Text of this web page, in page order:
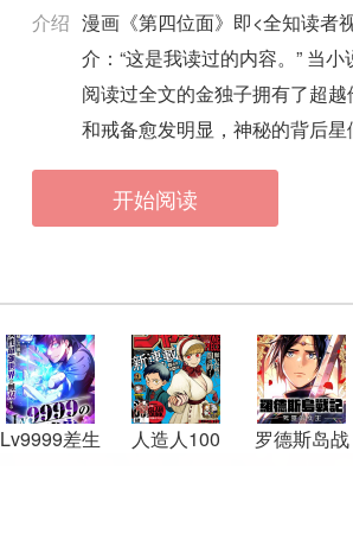
介绍 漫画《第四位面》即<全知读者
介：“这是我读过的内容。” 当
阅读过全文的金独子拥有了超
和戒备愈发明显，神秘的背后
开始阅读
Lv9999差生
人造人100
罗德斯岛战